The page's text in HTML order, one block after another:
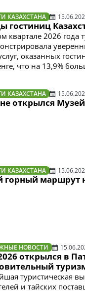
КАЗАХСТАНА
гостиниц
квартале 2026 года
оказанных
что на 13,9%
КАЗАХСТАНА
открылся
КАЗАХСТАНА
горный маршрут
НОВОСТИ
открылся в
туристическая
и тайских